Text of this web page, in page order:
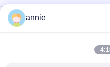
160 * 46 * 150 มิลลิเมตร
Flange Wall Mount
อุปกรณ์ที่กําหนดเองที่เก็บพลังงา
annie